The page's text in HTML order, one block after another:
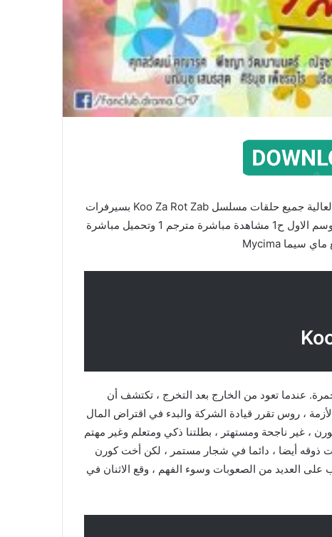
شاهد مسلسل نكهة الحب الحارة مترجم الحلقة 1 بالجودة العالية جميع حلقات مسلسل Koo Za Rot Zab بسيرفرات
كثيرة مسلسل نكهة الحب الحارة الحلقة 1 مترجم كامل الموسم الاول ح1 مشاهدة مباشرة مترجم 1 وتحميل مباشرة
عندما تعود من الخارج بعد التخرج ، تكتشف أن
، روس تقرر قيادة الشركة والبدء في اقتراض المال
، غير ناجحة ومستهتر ، بطلتنا ذكي ومتعلم وغير مهتم
أيضا ، دائما في شجار مستمر ، لكن أخت كورن
العديد من الصعوبات وسوء الفهم ، وقع الاثنان في